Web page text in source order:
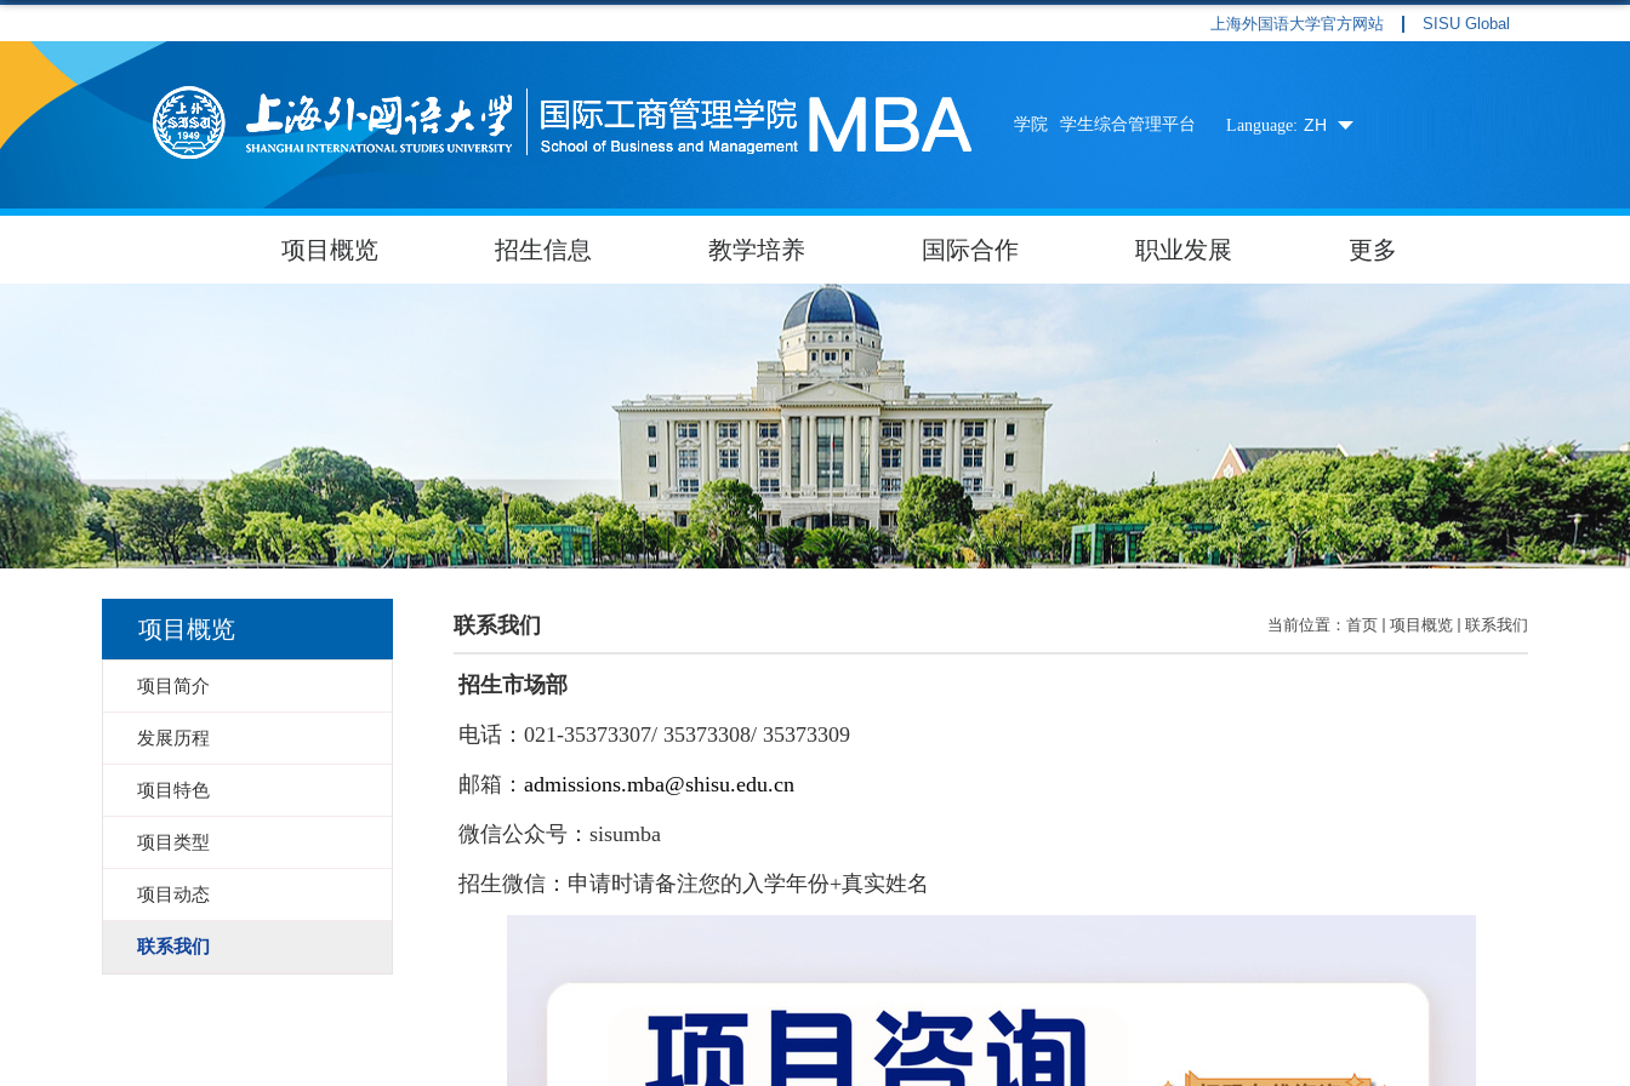
上海外国语大学官方网站 SISU Global
学院 学生综合管理平台 Language: ZH
项目概览 招生信息 教学培养 国际合作 职业发展 更多
项目概览
项目简介
发展历程
项目特色
项目类型
项目动态
联系我们
联系我们 当前位置： 首页 项目概览 联系我们
招生市场部
电话： 021-35373307/ 35373308/ 35373309
邮箱： admissions.mba@shisu.edu.cn
微信公众号： sisumba
招生微信：申请时请备注您的入学年份+真实姓名